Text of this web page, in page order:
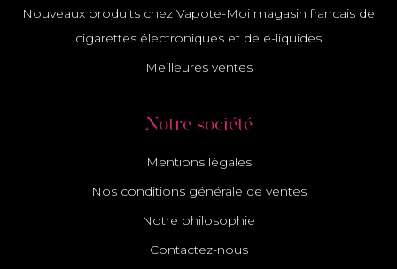
Nouveaux produits chez Vapote-Moi magasin francais de
cigarettes électroniques et de e-liquides
Meilleures ventes
Notre société
Mentions légales
Nos conditions générale de ventes
Notre philosophie
Contactez-nous